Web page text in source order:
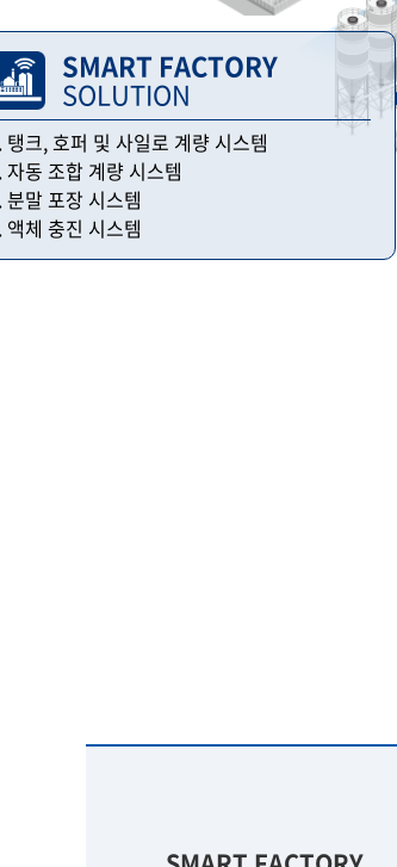
SMART FACTORY
SOLUTION
탱크, 호퍼 및 사일로 계량 시스템
자동 조합 계량 시스템
분말 포장 시스템
액체 충진 시스템